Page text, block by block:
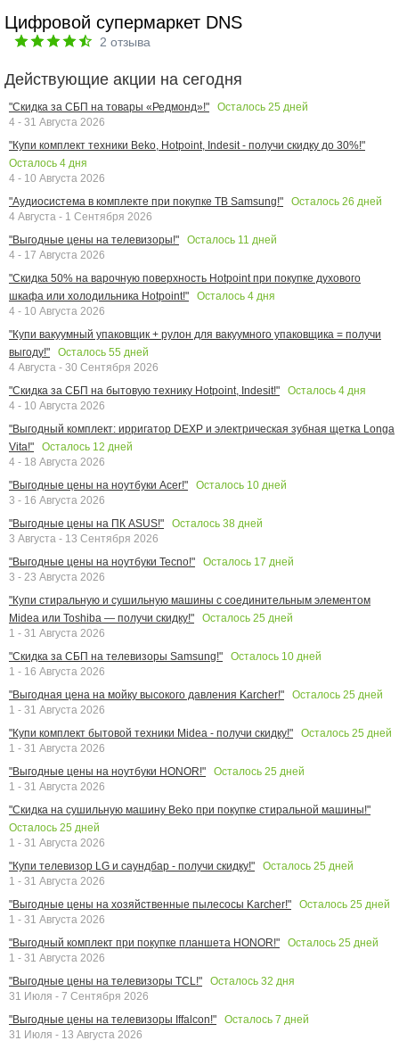
Цифровой супермаркет DNS
2 отзыва
Действующие акции на сегодня
"Скидка за СБП на товары «Редмонд»!" Осталось 25 дней
4 - 31 Августа 2026
"Купи комплект техники Beko, Hotpoint, Indesit - получи скидку до 30%!"
Осталось 4 дня
4 - 10 Августа 2026
"Аудиосистема в комплекте при покупке ТВ Samsung!"
Осталось 26 дней
4 Августа - 1 Сентября 2026
"Выгодные цены на телевизоры!"
Осталось 11 дней
4 - 17 Августа 2026
"Скидка 50% на варочную поверхность Hotpoint при покупке духового
шкафа или холодильника Hotpoint!"
Осталось 4 дня
4 - 10 Августа 2026
"Купи вакуумный упаковщик + рулон для вакуумного упаковщика = получи
выгоду!"
Осталось 55 дней
4 Августа - 30 Сентября 2026
"Скидка за СБП на бытовую технику Hotpoint, Indesit!"
Осталось 4 дня
4 - 10 Августа 2026
"Выгодный комплект: ирригатор DEXP и электрическая зубная щетка Longa
Vita!"
Осталось 12 дней
4 - 18 Августа 2026
"Выгодные цены на ноутбуки Acer!"
Осталось 10 дней
3 - 16 Августа 2026
"Выгодные цены на ПК ASUS!"
Осталось 38 дней
3 Августа - 13 Сентября 2026
"Выгодные цены на ноутбуки Tecno!"
Осталось 17 дней
3 - 23 Августа 2026
"Купи стиральную и сушильную машины с соединительным элементом
Midea или Toshiba — получи скидку!"
Осталось 25 дней
1 - 31 Августа 2026
"Скидка за СБП на телевизоры Samsung!"
Осталось 10 дней
1 - 16 Августа 2026
"Выгодная цена на мойку высокого давления Karcher!"
Осталось 25 дней
1 - 31 Августа 2026
"Купи комплект бытовой техники Midea - получи скидку!"
Осталось 25 дней
1 - 31 Августа 2026
"Выгодные цены на ноутбуки HONOR!"
Осталось 25 дней
1 - 31 Августа 2026
"Скидка на сушильную машину Beko при покупке стиральной машины!"
Осталось 25 дней
1 - 31 Августа 2026
"Купи телевизор LG и саундбар - получи скидку!"
Осталось 25 дней
1 - 31 Августа 2026
"Выгодные цены на хозяйственные пылесосы Karcher!"
Осталось 25 дней
1 - 31 Августа 2026
"Выгодный комплект при покупке планшета HONOR!"
Осталось 25 дней
1 - 31 Августа 2026
"Выгодные цены на телевизоры TCL!"
Осталось 32 дня
31 Июля - 7 Сентября 2026
"Выгодные цены на телевизоры Iffalcon!"
Осталось 7 дней
31 Июля - 13 Августа 2026